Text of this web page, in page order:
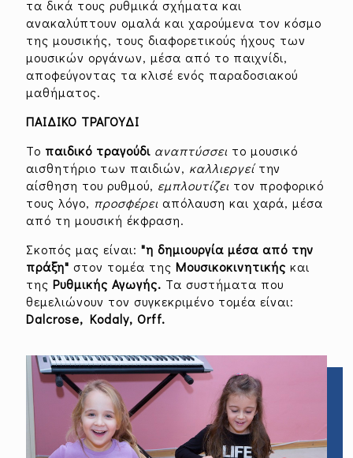
Αθλητικές δραστηριότητες
- Clubs
Εργαστήριο Ρομποτικής &
Τεχνολογίας
Πολιτιστικές Εκδηλώσεις -
Εκπαιδευτικές Επισκέψεις
Θεατρική Αγωγή
Περιβαλλοντική
Εκπαίδευση - Πράσινη
Εβδομάδα
Σχολικές Γιορτές
τα δικά τους ρυθμικά σχήματα και
ανακαλύπτουν ομαλά και χαρούμενα τον κόσμο
της μουσικής, τους διαφορετικούς ήχους των
μουσικών οργάνων, μέσα από το παιχνίδι,
αποφεύγοντας τα κλισέ ενός παραδοσιακού
μαθήματος.
ΠΑΙΔΙΚΟ ΤΡΑΓΟΥΔΙ
Το παιδικό τραγούδι αναπτύσσει το μουσικό
αισθητήριο των παιδιών, καλλιεργείτην
αίσθηση του ρυθμού, εμπλουτίζει τον προφορικό
τους λόγο, προσφέρει απόλαυση και χαρά, μέσα
από τη μουσική έκφραση.
Σκοπός μας είναι: "η δημιουργία μέσα από την
πράξη" στον τομέα της Μουσικοκινητικής και
της Ρυθμικής Αγωγής. Τα συστήματα που
θεμελιώνουν τον συγκεκριμένο τομέα είναι:
Dalcrose, Kodaly, Orff.